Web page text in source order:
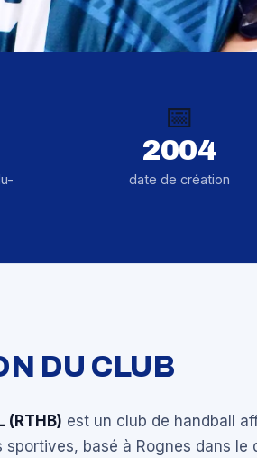
📅
2004
date de création
DU CLUB
(RTHB) est un club de handball
sportives, basé à Rognes dans le